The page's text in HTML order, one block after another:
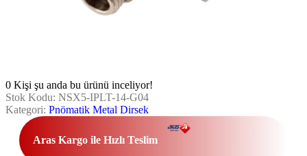
0 Kişi şu anda bu ürünü inceliyor!
Stok Kodu: NSX5-IPLT-14-G04
Kategori: Pnömatik Metal Dirsek
Aras Kargo ile Hızlı Teslim